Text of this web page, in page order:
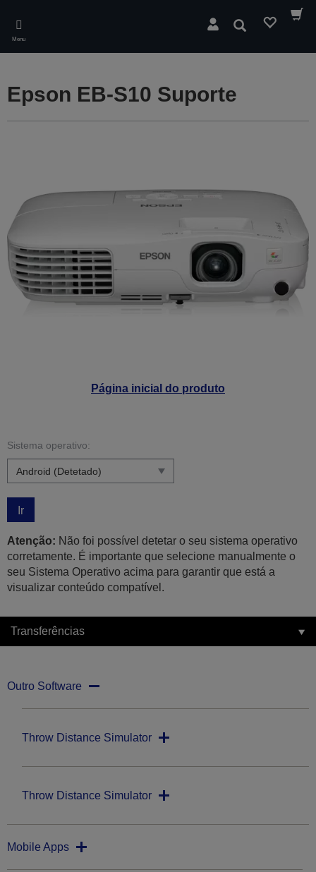
main
content
Menu
Pesquisar
Página inicial do produto
Epson EB-S10 Suporte
Sistema operativo:
Ir
Atenção: Não foi possível detetar o seu sistema operativo
corretamente. É importante que selecione manualmente o
seu Sistema Operativo acima para garantir que está a
visualizar conteúdo compatível.
Transferências
Outro Software
Throw Distance Simulator
Throw Distance Simulator
Mobile Apps